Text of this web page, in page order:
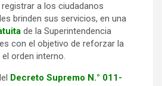
a los ciudadanos
brinden sus servicios, en una
de la Superintendencia
con el objetivo de reforzar la
orden interno.
Decreto Supremo N.° 011-